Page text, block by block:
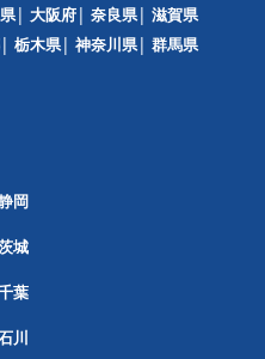
大阪府 奈良県
滋賀県
栃木県 神奈川県
群馬県
岡
城
葉
川